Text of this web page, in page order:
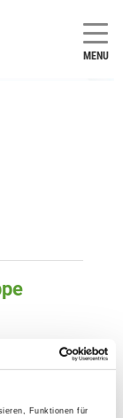
Funktionen für
MENU